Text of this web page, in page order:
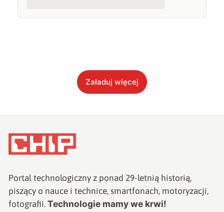
Załaduj więcej
Portal technologiczny z ponad 29-letnią historią,
piszący o nauce i technice, smartfonach, motoryzacji,
fotografii. Technologie mamy we krwi!